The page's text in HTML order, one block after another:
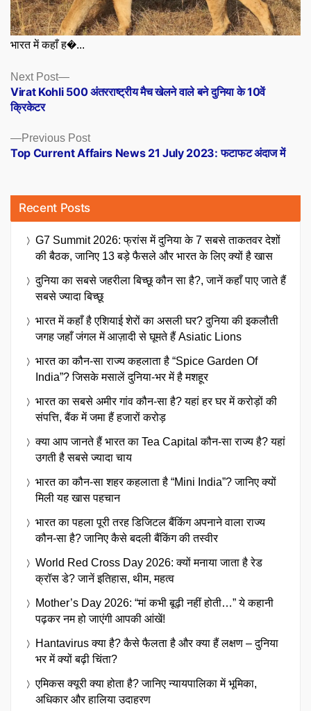
भारत में कहाँ ह�...
Posts
navigation
Previous PostPrevious
post:
Top Current Affairs News 21 July 2023: फटाफट अंदाज में
Next Post
Next
post:
Virat Kohli 500 अंतरराष्ट्रीय मैच खेलने वाले बने दुनिया के 10वें
क्रिकेटर
Recent Posts
G7 Summit 2026: फ्रांस में दुनिया के 7 सबसे ताकतवर देशों
की बैठक, जानिए 13 बड़े फैसले और भारत के लिए क्यों है खास
दुनिया का सबसे जहरीला बिच्छू कौन सा है?, जानें कहाँ पाए जाते हैं
सबसे ज्यादा बिच्छू
भारत में कहाँ है एशियाई शेरों का असली घर? दुनिया की इकलौती
जगह जहाँ जंगल में आज़ादी से घूमते हैं Asiatic Lions
भारत का कौन-सा राज्य कहलाता है “Spice Garden Of
India”? जिसके मसालें दुनिया-भर में है मशहूर
भारत का सबसे अमीर गांव कौन-सा है? यहां हर घर में करोड़ों की
संपत्ति, बैंक में जमा हैं हजारों करोड़
क्या आप जानते हैं भारत का Tea Capital कौन-सा राज्य है? यहां
उगती है सबसे ज्यादा चाय
भारत का कौन-सा शहर कहलाता है “Mini India”? जानिए क्यों
मिली यह खास पहचान
भारत का पहला पूरी तरह डिजिटल बैंकिंग अपनाने वाला राज्य
कौन-सा है? जानिए कैसे बदली बैंकिंग की तस्वीर
World Red Cross Day 2026: क्यों मनाया जाता है रेड
क्रॉस डे? जानें इतिहास, थीम, महत्व
Mother’s Day 2026: “मां कभी बूढ़ी नहीं होती…” ये कहानी
पढ़कर नम हो जाएंगी आपकी आंखें!
Hantavirus क्या है? कैसे फैलता है और क्या हैं लक्षण – दुनिया
भर में क्यों बढ़ी चिंता?
एमिकस क्यूरी क्या होता है? जानिए न्यायपालिका में भूमिका,
अधिकार और हालिया उदाहरण